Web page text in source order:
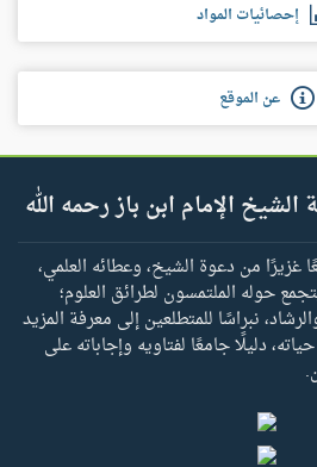
إحصائيات المواد
عن الموقع
الإمام ابن باز رحمه الله
من دعوة الشيخ، وعطائه العلمي،
حوله الملتمسون لطرائق العلوم؛
نبراسًا للمتطلعين إلى معرفة المزيد
دليلًا جامعًا لفتاويه وإجاباته على